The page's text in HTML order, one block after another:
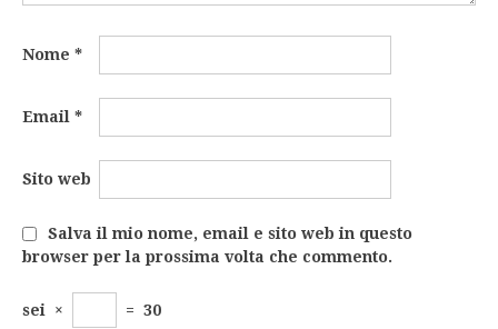
Nome *
Email *
Sito web
Salva il mio nome, email e sito web in questo
browser per la prossima volta che commento.
sei × = 30